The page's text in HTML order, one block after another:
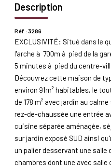
Description
Réf : 3286
EXCLUSIVITÉ: Situé dans le
l'arche à 700m à pied de la
5 minutes à pied du centre-
Découvrez cette maison de
environ 91m² habitables, le
de 178 m² avec jardin au
rez-de-chaussée une entrée
cuisine séparée aménagée,
sur jardin exposé SUD ainsi
un palier desservant une salle
chambres dont une avec salle